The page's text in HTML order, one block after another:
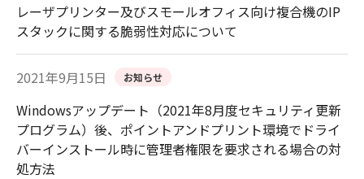
レーザプリンター及びスモールオフィス向け複合機のIP
スタックに関する脆弱性対応について
2021年9月15日 お知らせ
Windowsアップデート（2021年8月度セキュリティ更新
プログラム）後、ポイントアンドプリント環境でドライ
バーインストール時に管理者権限を要求される場合の対
処方法